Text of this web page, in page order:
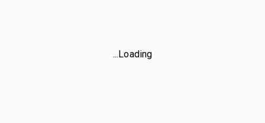
Loading...